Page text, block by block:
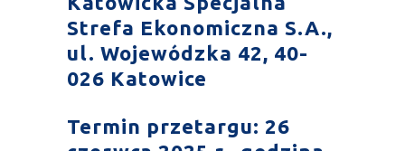
Strefa Ekonomiczna S.A.,
ul. Wojewódzka 42, 40-
026 Katowice
Termin przetargu: 26